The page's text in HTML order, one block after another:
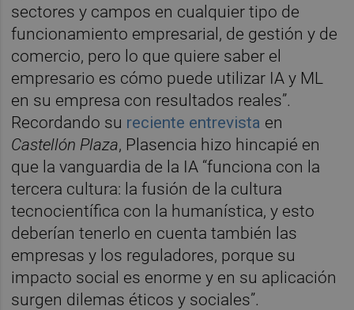
sectores y campos en cualquier tipo de
funcionamiento empresarial, de gestión y de
comercio, pero lo que quiere saber el
empresario es cómo puede utilizar IA y ML
en su empresa con resultados reales”.
Recordando su reciente entrevista en
Castellón Plaza, Plasencia hizo hincapié en
que la vanguardia de la IA “funciona con la
tercera cultura: la fusión de la cultura
tecnocientífica con la humanística, y esto
deberían tenerlo en cuenta también las
empresas y los reguladores, porque su
impacto social es enorme y en su aplicación
surgen dilemas éticos y sociales”.